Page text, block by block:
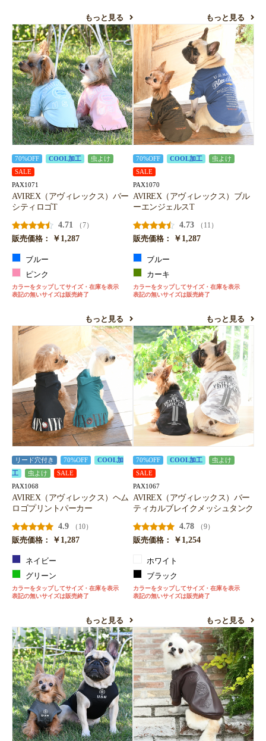
もっと見る もっと見る
70%OFF COOL加工
虫よけ
SALE
PAX1071
AVIREX（アヴィレックス）バー
シティロゴT
4.71
（7）
販売価格：
￥1,287
ブルー
ピンク
カラーをタップしてサイズ・在庫を表示
表記の無いサイズは販売終了
もっと見る
70%OFF COOL加工
虫よけ
SALE
PAX1070
AVIREX（アヴィレックス）ブル
ーエンジェルスT
4.73
（11）
販売価格：
￥1,287
ブルー
カーキ
カラーをタップしてサイズ・在庫を表示
表記の無いサイズは販売終了
もっと見る
リード穴付き 70%OFF
COOL加
工
虫よけ SALE
PAX1068
AVIREX（アヴィレックス）ヘム
ロゴプリントパーカー
4.9
（10）
販売価格：
￥1,287
ネイビー
グリーン
カラーをタップしてサイズ・在庫を表示
表記の無いサイズは販売終了
もっと見る
70%OFF COOL加工
虫よけ
SALE
PAX1067
AVIREX（アヴィレックス）バー
ティカルブレイクメッシュタンク
4.78
（9）
販売価格：
￥1,254
ホワイト
ブラック
カラーをタップしてサイズ・在庫を表示
表記の無いサイズは販売終了
もっと見る
お買い物を続ける